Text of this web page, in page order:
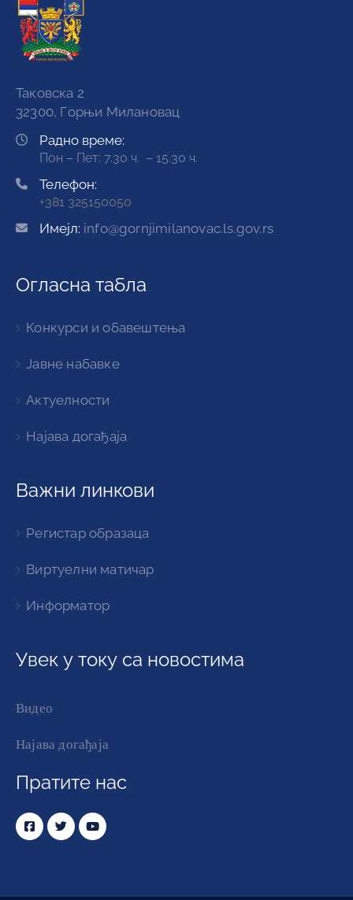
Таковска 2
32300, Горњи Милановац
Радно време:
Пон – Пет: 7.30 ч. – 15.30 ч.
Телефон:
+381 325150050
Имејл: info@gornjimilanovac.ls.gov.rs
Огласна табла
Конкурси и обавештења
Јавне набавке
Актуелности
Најава догађаја
Важни линкови
Регистар образаца
Виртуелни матичар
Информатор
Увек у току са новостима
Видео
Најава догађаја
Пратите нас